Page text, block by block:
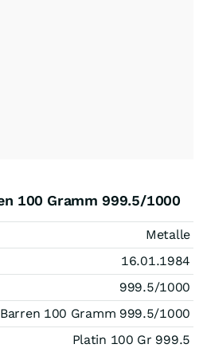
100 Gramm 999.5/1000
Metalle
16.01.1984
999.5/1000
100 Gramm 999.5/1000
Platin 100 Gr 999.5